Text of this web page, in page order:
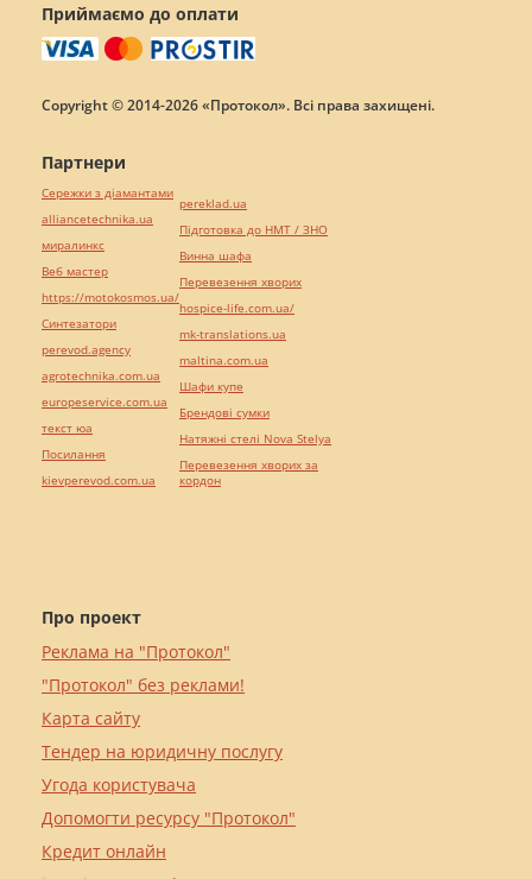
Приймаємо до оплати
Copyright © 2014-2026 «Протокол». Всі права захищені.
Про проект
Реклама на "Протокол"
"Протокол" без реклами!
Карта сайту
Тендер на юридичну послугу
Угода користувача
Допомогти ресурсу "Протокол"
Кредит онлайн
Партнери
Сережки з діамантами
alliancetechnika.ua
миралинкс
Веб мастер
https://motokosmos.ua/
Синтезатори
perevod.agency
agrotechnika.com.ua
europeservice.com.ua
текст юа
Посилання
kievperevod.com.ua
pereklad.ua
Підготовка до НМТ / ЗНО
Винна шафа
Перевезення хворих
hospice-life.com.ua/
mk-translations.ua
maltina.com.ua
Шафи купе
Брендові сумки
Натяжні стелі Nova Stelya
Перевезення хворих за
кордон